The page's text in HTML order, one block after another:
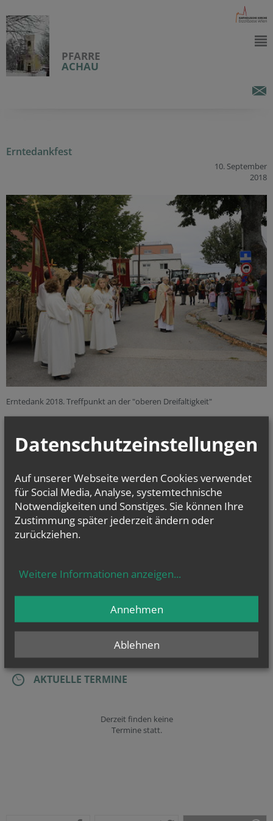
PFARRE
ACHAU
Erntedankfest
10. September
2018
Erntedank 2018. Treffpunkt an der "oberen Dreifaltigkeit"
alle Einträge anzeigen
NAMENSTAGE
Hl. Teresia Benedicta vom Kreuz (Edith Stein), Hl. Hathumar,
Hl. Romanus von Rom
AKTUELLE TERMINE
Derzeit finden keine
Termine statt.
Datenschutzeinstellungen
Auf unserer Webseite werden Cookies verwendet
für Social Media, Analyse, systemtechnische
Notwendigkeiten und Sonstiges. Sie können Ihre
Zustimmung später jederzeit ändern oder
zurückziehen.
Weitere Informationen anzeigen...
Ablehnen
Annehmen